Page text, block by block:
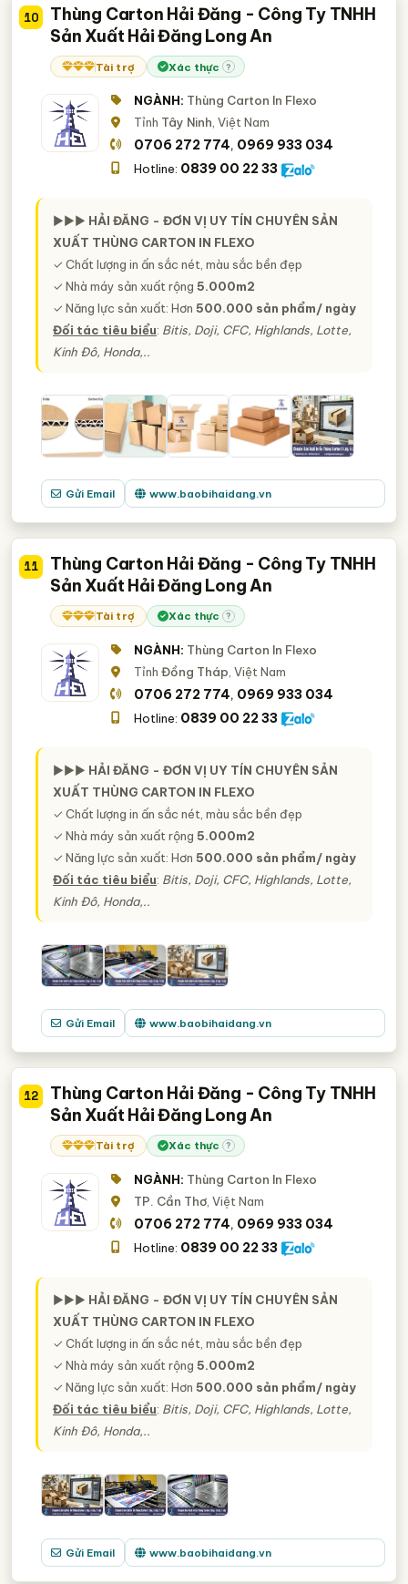
10
Thùng Carton Hải Đăng - Công Ty TNHH
Sản Xuất Hải Đăng Long An
Tài trợ Xác thực ?
NGÀNH: Thùng Carton In Flexo
Tỉnh Tây Ninh , Việt Nam
0706 272 774, 0969 933 034
Hotline: 0839 00 22 33
►►► HẢI ĐĂNG - ĐƠN VỊ UY TÍN CHUYÊN SẢN
XUẤT THÙNG CARTON IN FLEXO
✓ Chất lượng in ấn sắc nét, màu sắc bền đẹp
✓ Nhà máy sản xuất rộng 5.000m2
✓ Năng lực sản xuất: Hơn 500.000 sản phẩm/ ngày
Đối tác tiêu biểu: Bitis, Doji, CFC, Highlands, Lotte,
Kinh Đô, Honda,..
Gửi Email www.baobihaidang.vn
11
Thùng Carton Hải Đăng - Công Ty TNHH
Sản Xuất Hải Đăng Long An
Tài trợ Xác thực ?
NGÀNH: Thùng Carton In Flexo
TỉnhĐồng Tháp , Việt Nam
0706 272 774, 0969 933 034
Hotline: 0839 00 22 33
►►► HẢI ĐĂNG - ĐƠN VỊ UY TÍN CHUYÊN SẢN
XUẤT THÙNG CARTON IN FLEXO
✓ Chất lượng in ấn sắc nét, màu sắc bền đẹp
✓ Nhà máy sản xuất rộng 5.000m2
✓ Năng lực sản xuất: Hơn 500.000 sản phẩm/ ngày
Đối tác tiêu biểu: Bitis, Doji, CFC, Highlands, Lotte,
Kinh Đô, Honda,..
Gửi Email www.baobihaidang.vn
12
Thùng Carton Hải Đăng - Công Ty TNHH
Sản Xuất Hải Đăng Long An
Tài trợ Xác thực ?
NGÀNH: Thùng Carton In Flexo
TP. Cần Thơ , Việt Nam
0706 272 774, 0969 933 034
Hotline: 0839 00 22 33
►►► HẢI ĐĂNG - ĐƠN VỊ UY TÍN CHUYÊN SẢN
XUẤT THÙNG CARTON IN FLEXO
✓ Chất lượng in ấn sắc nét, màu sắc bền đẹp
✓ Nhà máy sản xuất rộng 5.000m2
✓ Năng lực sản xuất: Hơn 500.000 sản phẩm/ ngày
Đối tác tiêu biểu: Bitis, Doji, CFC, Highlands, Lotte,
Kinh Đô, Honda,..
Gửi Email www.baobihaidang.vn